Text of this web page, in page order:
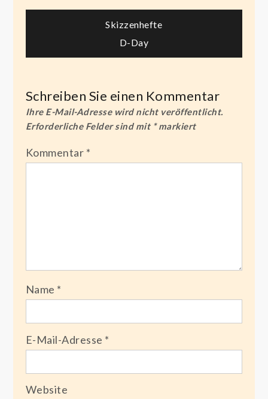
Beitragsnavigation
Skizzenhefte
D-Day
Schreiben Sie einen Kommentar
Ihre E-Mail-Adresse wird nicht veröffentlicht.
Erforderliche Felder sind mit *markiert
Kommentar *
Name *
E-Mail-Adresse *
Website